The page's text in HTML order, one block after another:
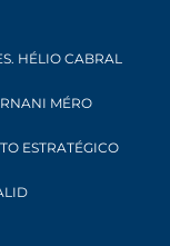
HÉLIO CABRAL
MÉRO
ESTRATÉGICO